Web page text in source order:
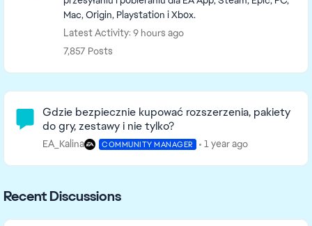
Mac, Origin, Playstation i Xbox.
Latest Activity: 9 hours ago
7,857 Posts
Community Highlights
Gdzie bezpiecznie kupować rozszerzenia, pakiety
do gry, zestawy i nie tylko?
EA_Kalina COMMUNITY MANAGER 1 year ago
Recent Discussions